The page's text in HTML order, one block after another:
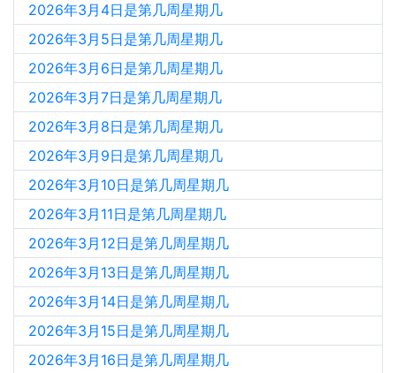
2026年3月4日是第几周星期几
2026年3月5日是第几周星期几
2026年3月6日是第几周星期几
2026年3月7日是第几周星期几
2026年3月8日是第几周星期几
2026年3月9日是第几周星期几
2026年3月10日是第几周星期几
2026年3月11日是第几周星期几
2026年3月12日是第几周星期几
2026年3月13日是第几周星期几
2026年3月14日是第几周星期几
2026年3月15日是第几周星期几
2026年3月16日是第几周星期几